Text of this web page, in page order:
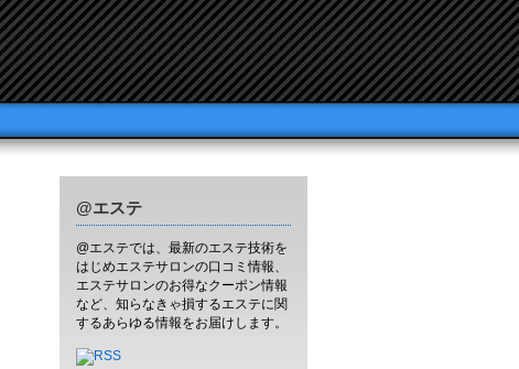
@エステ
@エステでは、最新のエステ技術を
はじめエステサロンの口コミ情報、
エステサロンのお得なクーポン情報
など、知らなきゃ損するエステに関
するあらゆる情報をお届けします。